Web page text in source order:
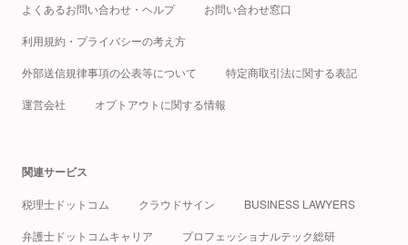
よくあるお問い合わせ・ヘルプ お問い合わせ窓口
利用規約・プライバシーの考え方
外部送信規律事項の公表等について 特定商取引法に関する表記
運営会社 オプトアウトに関する情報
関連サービス
税理士ドットコム クラウドサイン BUSINESS LAWYERS
弁護士ドットコムキャリア プロフェッショナルテック総研